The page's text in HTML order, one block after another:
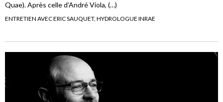
Quae). Après celle d’André Viola, (…)
ENTRETIEN AVEC ERIC SAUQUET, HYDROLOGUE INRAE